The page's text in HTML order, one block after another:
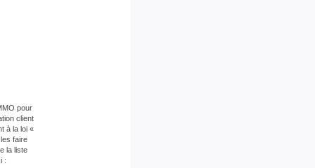
pour
client
à la loi «
faire
la liste
: